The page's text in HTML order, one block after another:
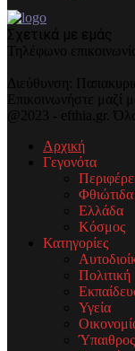
Σχετικά με εμάς
Τηλέφωνo
Διεύθυνση:
Επικοινωνήστε μαζί
@2023 - efthia.gr. Όλα
Αρχική
Γεγονότα
Φθιώτιδα
Ελλάδα
Κόσμος
Κατηγορίες
Πολιτική
Υγεία
Ύπαιθρος